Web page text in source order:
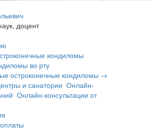
доцент
кондиломы
во рту
остроконечные кондиломы →
и санатории Онлайн-
Онлайн-консультации от